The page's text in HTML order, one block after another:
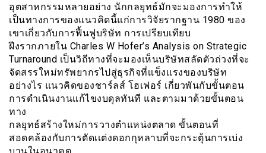
อุตสาหกรรมหลายอย่าง นักกลยุทธ์มักจะมองการทำให้
เป็นทางการของแนวคิดนี้แก่การวิจัยรากฐาน 1980 ของ
เขาเกี่ยวกับการฟื้นฟูบริษัท การเปรียบเทียบ
ฝีงรากภายใน Charles W Hofer’s Analysis on Strategic
Turnaround เป็นวิถีทางที่จะมองเห็นบริษัทสลัดตัวถ่วงที่จะ
จัดสรรใหม่ทรัพยากรไปสู่ธุรกิจที่เเข็งเเรงของบริษัท
อย่างไร แนวคิดของชาร์ลส์ โฮเฟอร์ เกี่ยวพันกับขั้นตอน
การดำเนินงานแก้ไขงบดุลทันที และตามมาด้วยขั้นตอน
ทาง
กลยุทธ์สร้างใหม่การวางตำแหน่งตลาด ขั้นตอนที่
สอดคล้องกับการตัดเเต่งดอกกุหลาบที่จะกระตุ้นการเบ่ง